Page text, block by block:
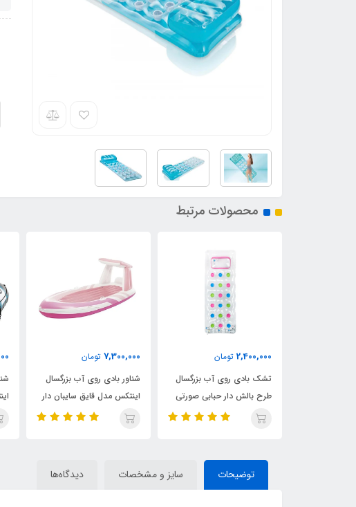
محصولات مرتبط
تشک بادی روی آب بزرگسال
طرح بالش دار حبابی صورتی
7,300,000
شناور بادی روی آب بزرگسال
اینتکس مدل قایق سایبان دار
8,900,000
شناور بادی روی آب تکنفره
اینتکس مدل ریور ران پرو
توضیحات سایز و مشخصات دیدگاه‌ها